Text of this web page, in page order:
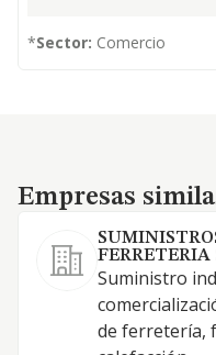
*Sector: Comercio
Empresas similares
Empresas
FERRETERIA
Suministro
de ferretería,